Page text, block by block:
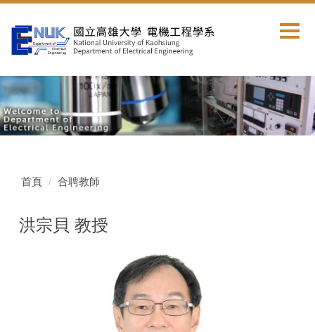
到
內
容
區
首頁 合聘教師
洪宗貝 教授